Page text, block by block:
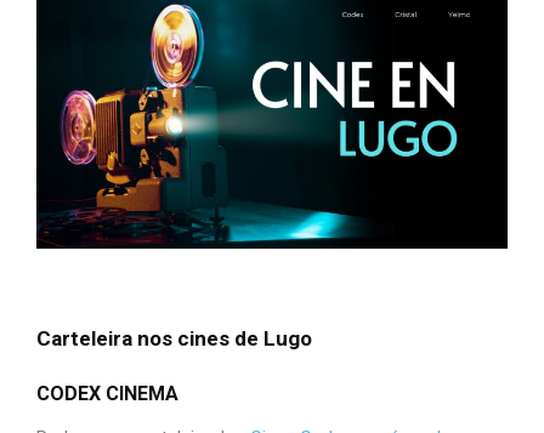
Carteleira nos cines de Lugo
CODEX CINEMA